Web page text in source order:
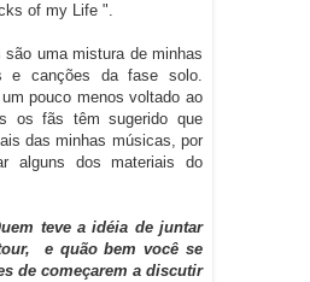
of my Life ".
são uma mistura de minhas
e canções da fase solo.
pouco menos voltado ao
os fãs têm sugerido que
das minhas músicas, por
alguns dos materiais do
teve a idéia de juntar
e quão bem você se
de começarem a discutir